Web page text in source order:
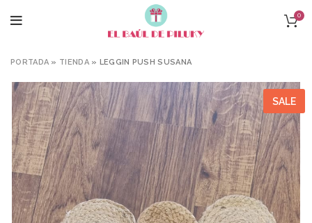
0
PORTADA » TIENDA» LEGGIN PUSH SUSANA
SALE